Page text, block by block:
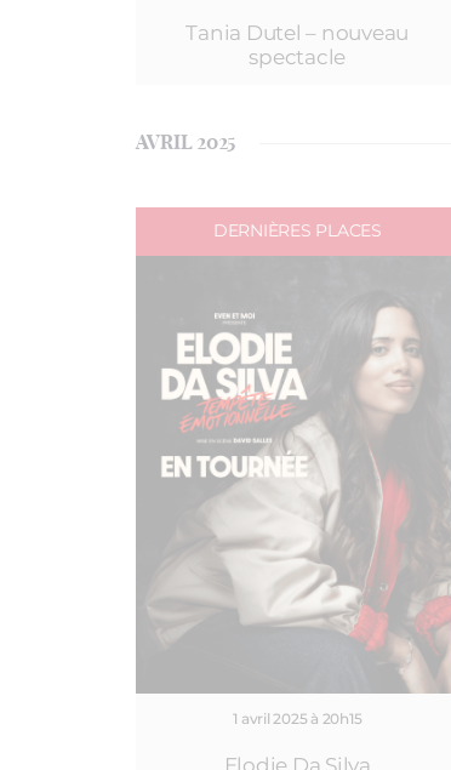
Tania Dutel – nouveau
spectacle
AVRIL 2025
DERNIÈRES PLACES
1 avril 2025 à 20h15